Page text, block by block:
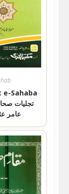
e-Sahaba
تجلیات
عامر